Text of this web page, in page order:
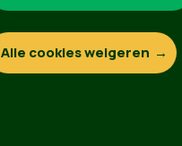
Alle cookies weigeren